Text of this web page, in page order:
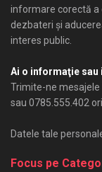
informare corectă a
dezbateri şi
interes public.
Ai o informaţie sau
Trimite-ne mesajele
sau 0785.555.402
Datele tale
Focus pe